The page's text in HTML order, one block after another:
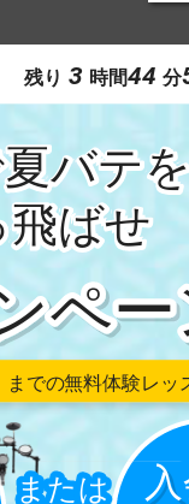
バテ
飛ばせ
残り 3 時間44 分